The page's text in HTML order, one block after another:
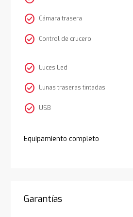
check_circle Cámara trasera
check_circle Control de crucero
check_circle Luces Led
check_circle Lunas traseras tintadas
check_circle USB
Equipamiento completo
Garantías